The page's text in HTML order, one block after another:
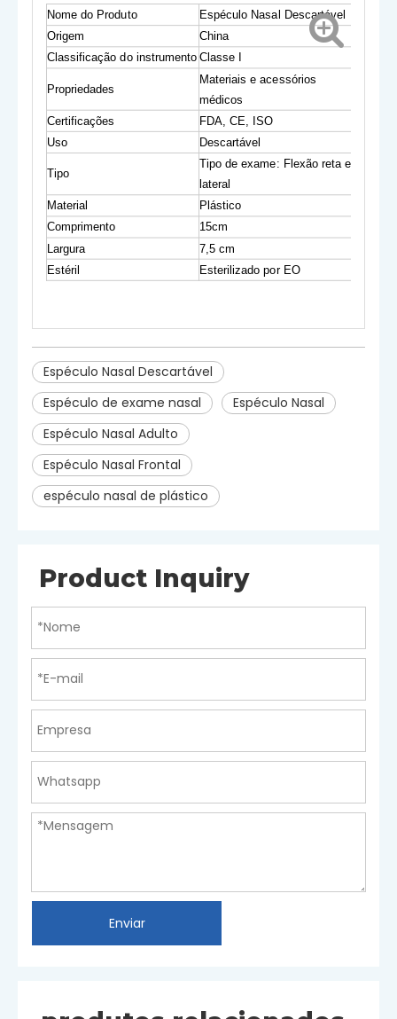
Nome do Produto
Espéculo Nasal Descartável
Origem
China
Classificação do instrumentoClasse I
Propriedades
Materiais e acessórios
médicos
Certificações
FDA, CE, ISO
Uso
Descartável
Tipo
Tipo de exame: Flexão reta e
lateral
Material Plástico
Comprimento
15cm
Largura
7,5 cm
Estéril
Esterilizado por EO
Espéculo Nasal Descartável
Espéculo de exame nasal
Espéculo Nasal
Espéculo Nasal Adulto
Espéculo Nasal Frontal
espéculo nasal de plástico
Product Inquiry
Enviar